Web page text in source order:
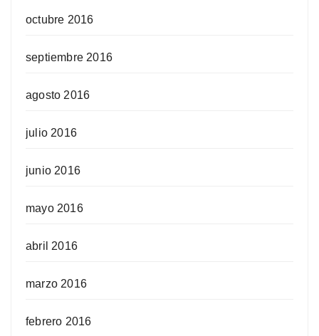
octubre 2016
septiembre 2016
agosto 2016
julio 2016
junio 2016
mayo 2016
abril 2016
marzo 2016
febrero 2016